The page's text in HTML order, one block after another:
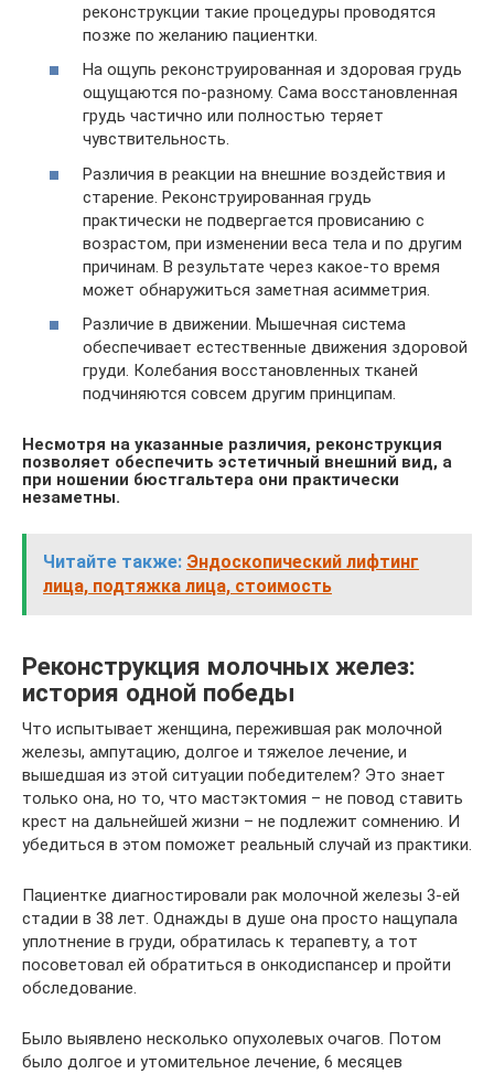
реконструкции такие процедуры проводятся
позже по желанию пациентки.
На ощупь реконструированная и здоровая грудь
ощущаются по-разному. Сама восстановленная
грудь частично или полностью теряет
чувствительность.
Различия в реакции на внешние воздействия и
старение. Реконструированная грудь
практически не подвергается провисанию с
возрастом, при изменении веса тела и по другим
причинам. В результате через какое-то время
может обнаружиться заметная асимметрия.
Различие в движении. Мышечная система
обеспечивает естественные движения здоровой
груди. Колебания восстановленных тканей
подчиняются совсем другим принципам.
Несмотря на указанные различия, реконструкция
позволяет обеспечить эстетичный внешний вид, а
при ношении бюстгальтера они практически
незаметны.
Читайте также: Эндоскопический лифтинг
лица, подтяжка лица, стоимость
Реконструкция молочных желез:
история одной победы
Что испытывает женщина, пережившая рак молочной
железы, ампутацию, долгое и тяжелое лечение, и
вышедшая из этой ситуации победителем? Это знает
только она, но то, что мастэктомия – не повод ставить
крест на дальнейшей жизни – не подлежит сомнению. И
убедиться в этом поможет реальный случай из практики.
Пациентке диагностировали рак молочной железы 3-ей
стадии в 38 лет. Однажды в душе она просто нащупала
уплотнение в груди, обратилась к терапевту, а тот
посоветовал ей обратиться в онкодиспансер и пройти
обследование.
Было выявлено несколько опухолевых очагов. Потом
было долгое и утомительное лечение, 6 месяцев